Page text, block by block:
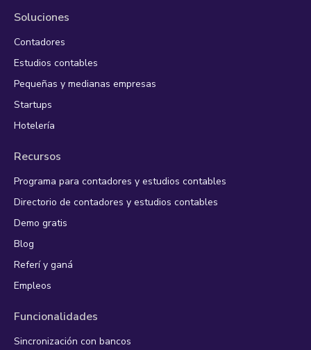
Soluciones
Contadores
Estudios contables
Pequeñas y medianas empresas
Startups
Hotelería
Recursos
Programa para contadores y estudios contables
Directorio de contadores y estudios contables
Demo gratis
Blog
Referí y ganá
Empleos
Funcionalidades
Sincronización con bancos